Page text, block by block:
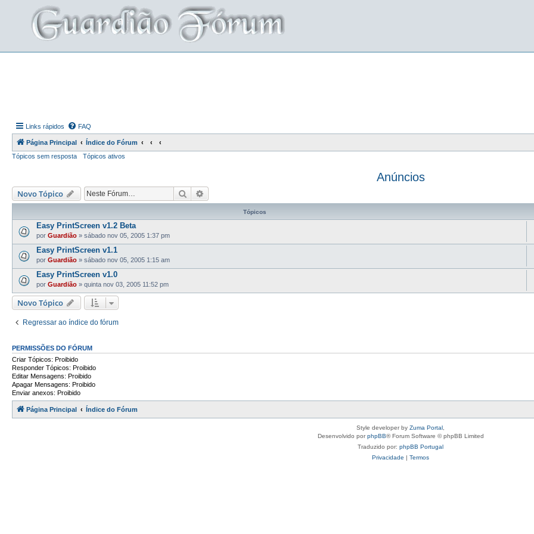
Links rápidos FAQ
Página Principal
Índice do Fórum
Tópicos sem resposta
Tópicos ativos
Anúncios
Novo Tópico Pesquisar
Tópicos
Easy PrintScreen v1.2 Beta
por Guardião » sábado nov 05, 2005 1:37 pm
Easy PrintScreen v1.1
por Guardião » sábado nov 05, 2005 1:15 am
Easy PrintScreen v1.0
por Guardião » quinta nov 03, 2005 11:52 pm
Novo Tópico
Regressar ao índice do fórum
PERMISSÕES DO FÓRUM
Criar Tópicos: Proibido
Responder Tópicos: Proibido
Editar Mensagens: Proibido
Apagar Mensagens: Proibido
Enviar anexos: Proibido
Página Principal Índice do Fórum
Style developer by Zuma Portal
Desenvolvido porphpBB® Forum Software © phpBB Limited
Traduzido por: phpBB Portugal
Privacidade | Termos